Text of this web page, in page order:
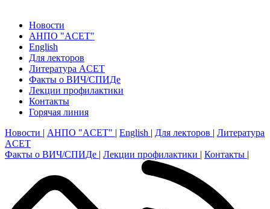
Новости
АНПО "ACET"
English
Для лекторов
Литература ACET
Факты о ВИЧ/СПИДе
Лекции профилактики
Контакты
Горячая линия
Новости | АНПО "ACET" | English | Для лекторов | Литература
ACET
Факты о ВИЧ/СПИДе | Лекции профилактики | Контакты |